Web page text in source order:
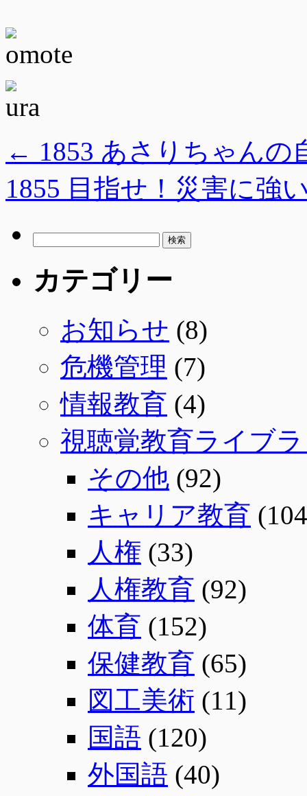
← 1853 あさりちゃんの
1855 目指せ！災害に強
カテゴリー
お知らせ (8)
危機管理 (7)
情報教育 (4)
視聴覚教育ライブ
その他 (92)
キャリア教育
人権 (33)
人権教育 (92)
体育 (152)
保健教育 (65)
図工美術 (11)
国語 (120)
外国語 (40)